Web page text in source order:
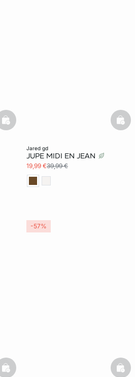
basketfull
jared gd
JUPE MIDI EN JEAN
19,99 €39,99 €
basketfull
-57%